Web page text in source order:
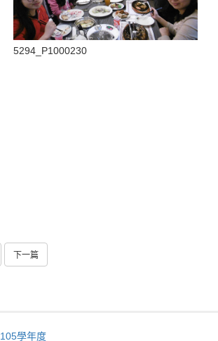
5294_P1000230
下一篇
105學年度